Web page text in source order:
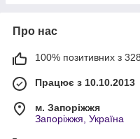
Про нас
100% позитивних з 328
Працює з 10.10.2013
м. Запоріжжя
Запоріжжя, Україна